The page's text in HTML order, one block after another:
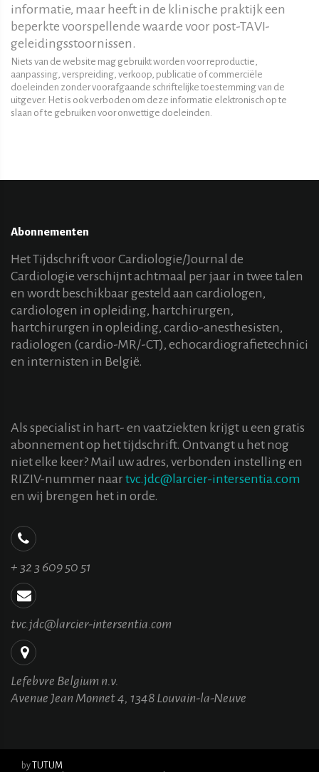
informatie, maar heeft in de klinische praktijk een
beperkte voorspellende waarde voor post-TAVI-
geleidingsstoornissen.
Niets van de website mag gebruikt worden voor reproductie,
aanpassing, verspreiding, verkoop, publicatie of commerciële
doeleinden zonder voorafgaande schriftelijke toestemming van de
uitgever. Het is ook verboden om deze informatie elektronisch op te
slaan of te gebruiken voor onwettige doeleinden.
Abonnementen
Het Tijdschrift voor Cardiologie/Journal de
Cardiologie verschijnt achtmaal per jaar in twee talen
en wordt beschikbaar gesteld aan cardiologen,
cardiologen in opleiding, hartchirurgen,
hartchirurgen in opleiding, cardio-anesthesisten,
radiologen (cardio-MR/-CT), echocardiografietechnici
en internisten in België.
Als specialist in hart- en vaatziekten krijgt u een gratis
abonnement op het tijdschrift. Ontvangt u het nog
niet elke keer? Mail uw adres, verbonden instelling en
RIZIV-nummer naar tvc.jdc@larcier-intersentia.com
en wij brengen het in orde.
+ 32 3 609 50 51
tvc.jdc@larcier-intersentia.com
Lefebvre Belgium n.v.
Avenue Jean Monnet 4, 1348 Louvain-la-Neuve
byTUTUM